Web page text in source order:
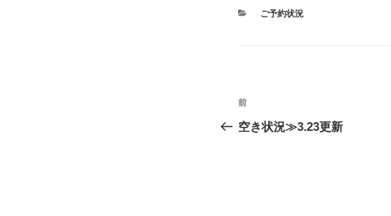
カ
ご予約状況
投
稿
前
の
前
空き状況≫3.23更新